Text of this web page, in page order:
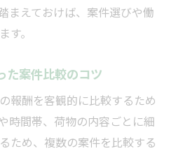
まえておけば、案件選びや働
す。
た案件比較のコツ
報酬を客観的に比較するため
時間帯、荷物の内容ごとに細
ため、複数の案件を比較する